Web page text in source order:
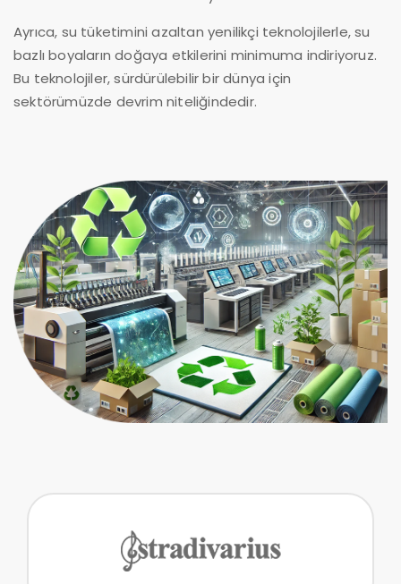
Ayrıca, su tüketimini azaltan yenilikçi teknolojilerle, su
bazlı boyaların doğaya etkilerini minimuma indiriyoruz.
Bu teknolojiler, sürdürülebilir bir dünya için
sektörümüzde devrim niteliğindedir.